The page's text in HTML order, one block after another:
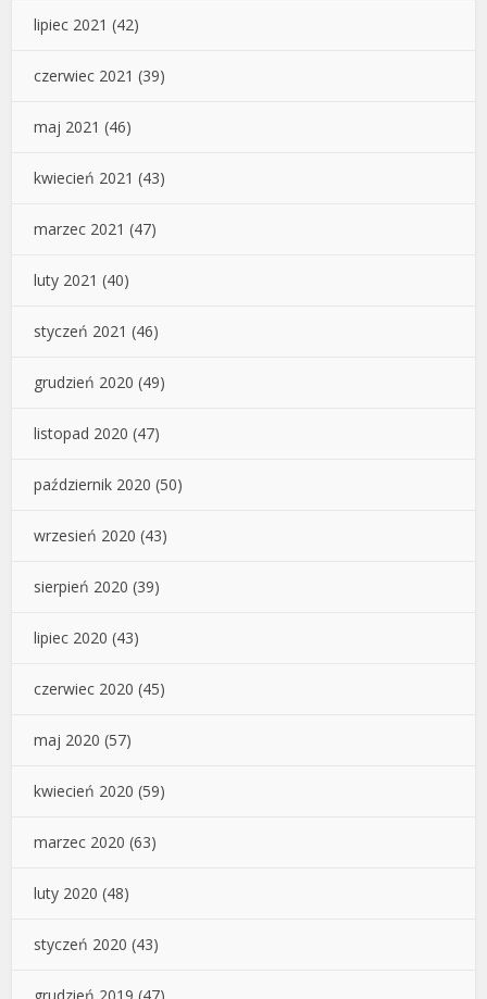
lipiec 2021 (42)
czerwiec 2021 (39)
maj 2021 (46)
kwiecień 2021 (43)
marzec 2021 (47)
luty 2021 (40)
styczeń 2021 (46)
grudzień 2020 (49)
listopad 2020 (47)
październik 2020 (50)
wrzesień 2020 (43)
sierpień 2020 (39)
lipiec 2020 (43)
czerwiec 2020 (45)
maj 2020 (57)
kwiecień 2020 (59)
marzec 2020 (63)
luty 2020 (48)
styczeń 2020 (43)